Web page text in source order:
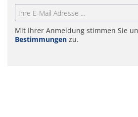
Mit Ihrer Anmeldung stimmen Sie
Bestimmungen zu.